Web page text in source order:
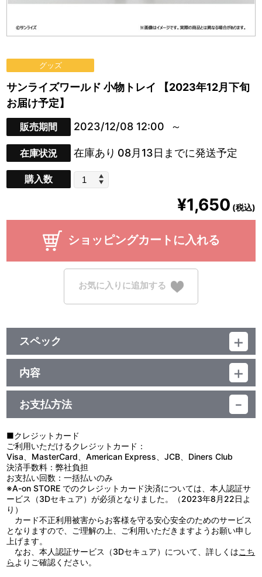
グッズ
サンライズワールド 小物トレイ 【2023年12月下旬
お届け予定】
販売期間 2023/12/08 12:00
在庫状況 在庫あり 08月13日までに発送予定
購入数
¥1,650 (税込)
ショッピングカートに入れる
お気に入りに追加する
スペック
品番：TU-8227
ジャンル：その他
素材：合成皮革
サイズ：展開時：縦145mm×横145mm
組立時：縦90mm×横90m×高さ30mm
生産国：中国
内容
【使用上の注意】
●本来の用途以外で使用しないでください。
●本製品は素材の特性上、強くこすったり、水等の液体で濡れたり
●無理に大きなものや過剰な負担がかかるものを置きますと、型崩
れの原因となります。ご注意ください。
●直射日光の当たる場所や、高温多湿な環境、火のそばでのご使
用・保管はお避け下さい。変色、変形、火災、カビの原因となりま
す。
●洗濯はしないでください。汚れた場合には乾いた布で拭き取って
ください。
●お子様の手の届かないところでご使用・保管してください。
お支払方法
■クレジットカード
ご利用いただけるクレジットカード：
Visa、MasterCard、American Express、JCB、Diners Club
決済手数料：弊社負担
お支払い回数：一括払いのみ
※A-on STORE でのクレジットカード決済については、本人認証サ
ービス（3Dセキュア）が必須となりました。（2023年8月22日よ
り）
カード不正利用被害からお客様を守る安心安全のためのサービス
となりますので、ご理解の上、ご利用いただきますようお願い申し
上げます。
なお、本人認証サービス（3Dセキュア）について、詳しくはこち
ら よりご確認ください。